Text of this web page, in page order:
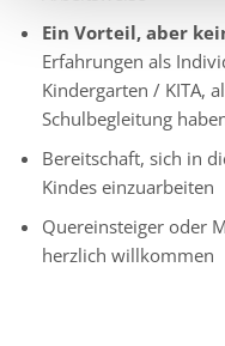
Ein Vorteil, aber
Erfahrungen als
Kindergarten / KITA,
Schulbegleitung
Bereitschaft, sich in
Kindes einzuarbeiten
Quereinsteiger oder
herzlich willkommen